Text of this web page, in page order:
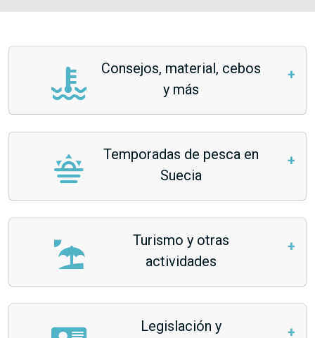
Consejos, material, cebos
y más
Temporadas de pesca en
Suecia
Turismo y otras
actividades
Legislación y